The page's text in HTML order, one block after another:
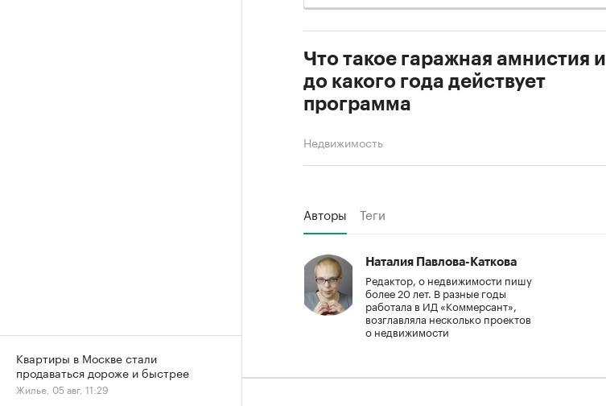
Что такое гаражная амнистия и
до какого года действует
программа
Недвижимость
Авторы Теги
Наталия Павлова-Каткова
Редактор, о недвижимости пишу
более 20 лет. В разные годы
работала в ИД «Коммерсант»,
возглавляла несколько проектов
о недвижимости
Квартиры в Москве стали
продаваться дороже и быстрее
Жилье, 05 авг, 11:29